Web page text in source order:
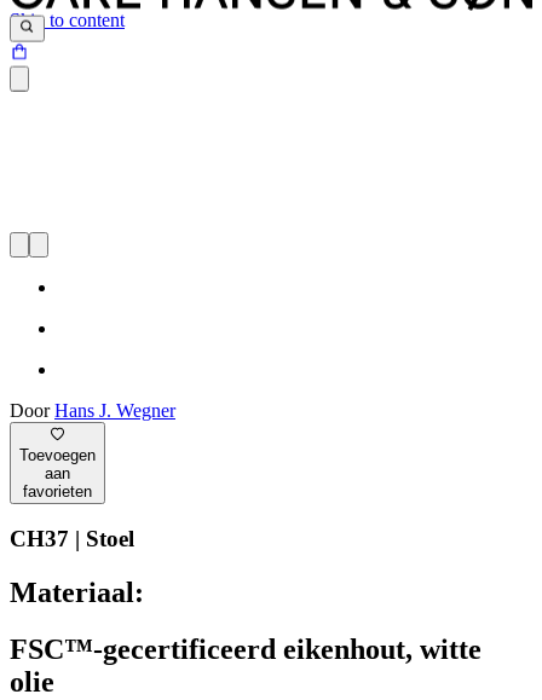
Skip to content
DoorHans J. Wegner
Toevoegen
aan
favorieten
CH37 | Stoel
Materiaal:
FSC™-gecertificeerd eikenhout, witte
olie